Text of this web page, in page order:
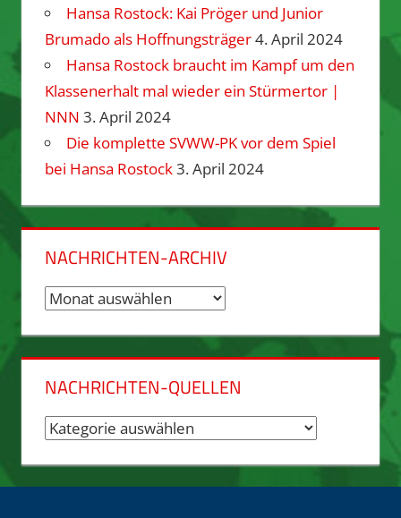
Hansa Rostock: Kai Pröger und Junior
Brumado als Hoffnungsträger4. April 2024
Hansa Rostock braucht im Kampf um den
Klassenerhalt mal wieder ein Stürmertor |
NNN 3. April 2024
Die komplette SVWW-PK vor dem Spiel
bei Hansa Rostock3. April 2024
NACHRICHTEN-ARCHIV
Nachrichten-
NACHRICHTEN-QUELLEN
Nachrichten-